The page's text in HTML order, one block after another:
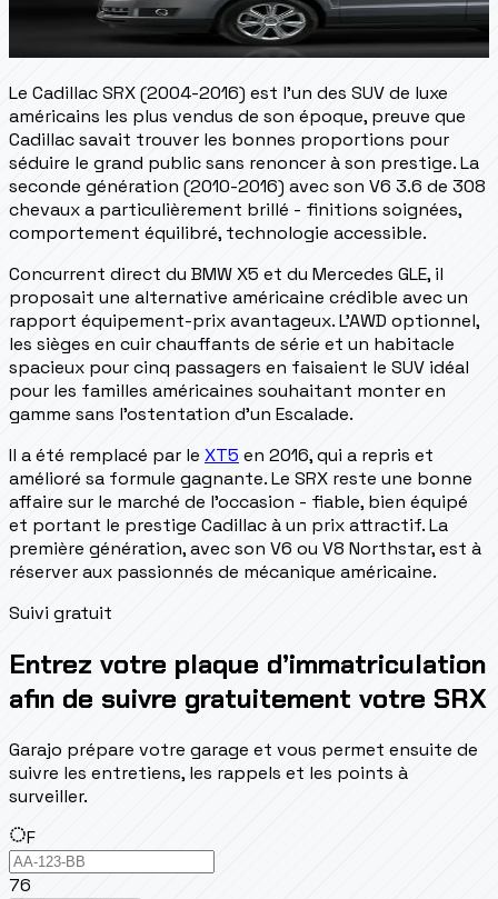
Le Cadillac SRX (2004-2016) est l'un des SUV de luxe
américains les plus vendus de son époque, preuve que
Cadillac savait trouver les bonnes proportions pour
séduire le grand public sans renoncer à son prestige. La
seconde génération (2010-2016) avec son V6 3.6 de 308
chevaux a particulièrement brillé - finitions soignées,
comportement équilibré, technologie accessible.
Concurrent direct du BMW X5 et du Mercedes GLE, il
proposait une alternative américaine crédible avec un
rapport équipement-prix avantageux. L'AWD optionnel,
les sièges en cuir chauffants de série et un habitacle
spacieux pour cinq passagers en faisaient le SUV idéal
pour les familles américaines souhaitant monter en
gamme sans l'ostentation d'un Escalade.
Il a été remplacé par le XT5 en 2016, qui a repris et
amélioré sa formule gagnante. Le SRX reste une bonne
affaire sur le marché de l'occasion - fiable, bien équipé
et portant le prestige Cadillac à un prix attractif. La
première génération, avec son V6 ou V8 Northstar, est à
réserver aux passionnés de mécanique américaine.
Suivi gratuit
Entrez votre plaque d’immatriculation
afin de suivre gratuitement votre SRX
Garajo prépare votre garage et vous permet ensuite de
suivre les entretiens, les rappels et les points à
surveiller.
F
76